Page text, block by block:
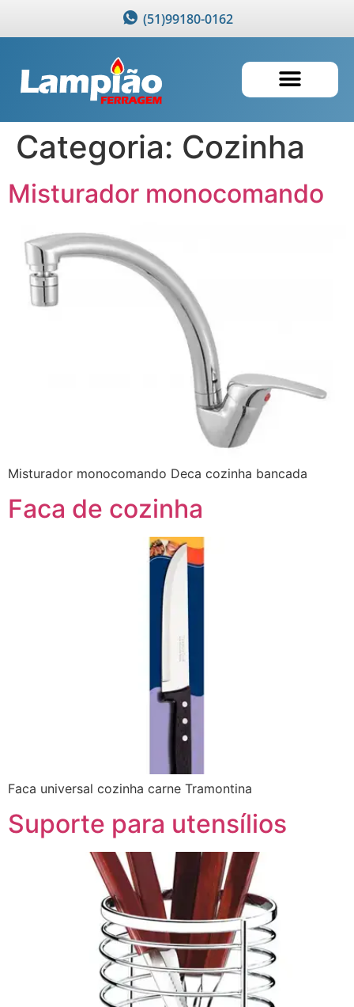
(51)99180-0162
Categoria: Cozinha
Misturador monocomando
Misturador monocomando Deca cozinha bancada
Faca de cozinha
Faca universal cozinha carne Tramontina
Suporte para utensílios